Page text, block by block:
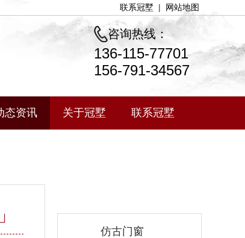
联系冠墅 | 网站地图
咨询热线：
136-115-77701
156-791-34567
态资讯 关于冠墅 联系冠墅
仿古门窗